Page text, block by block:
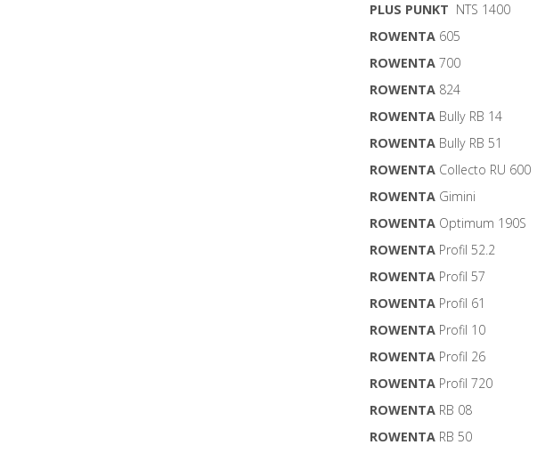
PLUS PUNKT NTS 1400
ROWENTA605
ROWENTA700
ROWENTA824
ROWENTABully RB 14
ROWENTABully RB 51
ROWENTACollecto RU 600
ROWENTAGimini
ROWENTAOptimum 190S
ROWENTAProfil 52.2
ROWENTAProfil 57
ROWENTAProfil 61
ROWENTAProfil 10
ROWENTAProfil 26
ROWENTAProfil 720
ROWENTARB 08
ROWENTARB 50